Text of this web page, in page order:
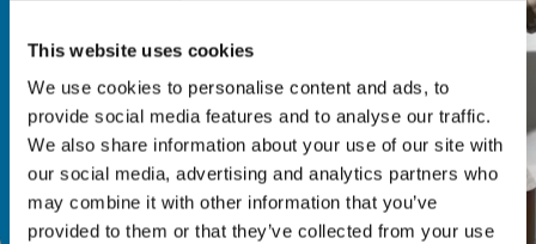
This website uses cookies
We use cookies to personalise content and ads, to
provide social media features and to analyse our traffic.
We also share information about your use of our site with
our social media, advertising and analytics partners who
may combine it with other information that you’ve
provided to them or that they’ve collected from your use
カタログを見る